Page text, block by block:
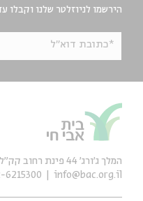
הירשמו לניוזלטר שלנו וקבלו
*כתובת דוא"ל
המלך ג'ורג' 44 פינת רחוב קק״ל, ירושלים
info@bac.org.il
6215300